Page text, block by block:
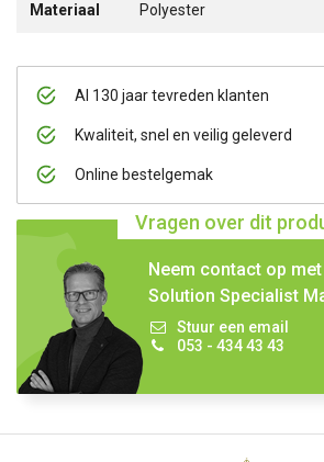
Al 130 jaar tevreden klanten
Kwaliteit, snel en veilig geleverd
Online bestelgemak
Vragen over dit
Neem contact op
Solution Specialist
Stuur een email
053 - 434 43 43
Materiaal Polyester